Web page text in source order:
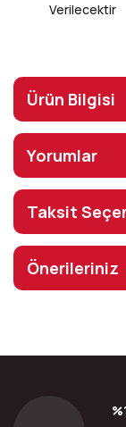
Verilecektir
Ürün Bilgisi
Yorumlar
Taksit
Önerileriniz